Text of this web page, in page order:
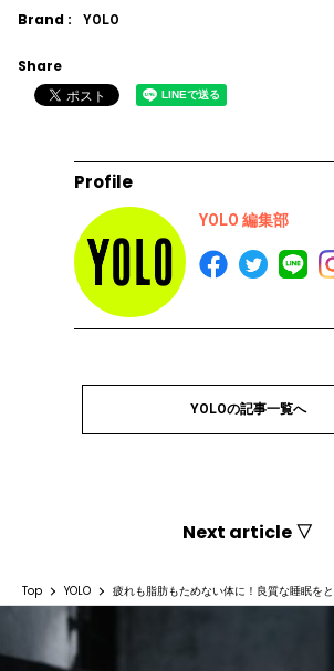
Brand : YOLO
Share
Profile
YOLO 編集部
YOLOの記事一覧へ
Next article ▽
Top YOLO 疲れも脂肪もためない体に！良質な睡眠を